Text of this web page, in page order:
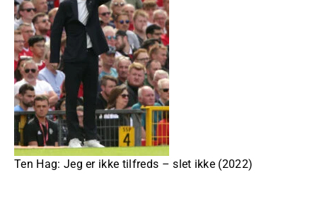
Ten Hag: Jeg er ikke tilfreds – slet ikke (2022)